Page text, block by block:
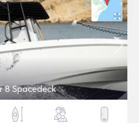
8 Spacedeck